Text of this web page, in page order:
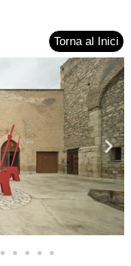
Torna al Inici